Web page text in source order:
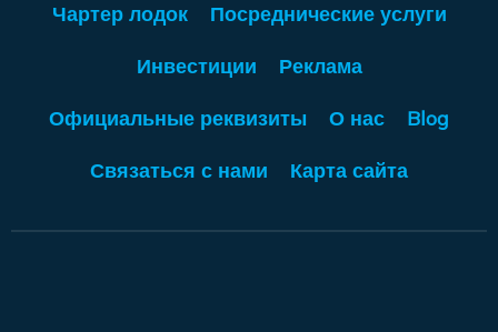
Чартер лодок Посреднические услуги
Инвестиции Реклама
Официальные реквизиты О нас Blog
Связаться с нами Карта сайта